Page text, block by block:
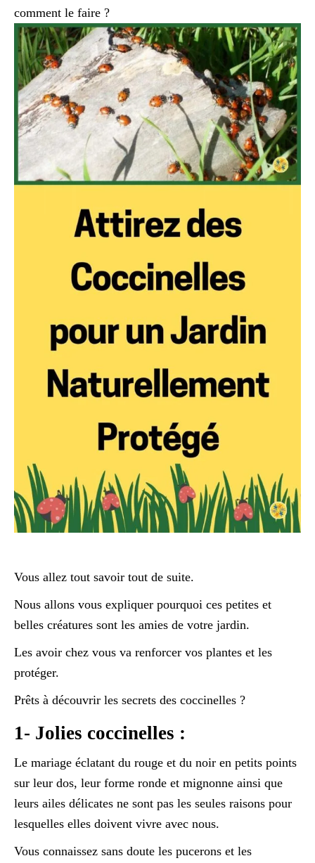
comment le faire ?
Vous allez tout savoir tout de suite.
Nous allons vous expliquer pourquoi ces petites et
belles créatures sont les amies de votre jardin.
Les avoir chez vous va renforcer vos plantes et les
protéger.
Prêts à découvrir les secrets des coccinelles ?
1- Jolies coccinelles :
Le mariage éclatant du rouge et du noir en petits points
sur leur dos, leur forme ronde et mignonne ainsi que
leurs ailes délicates ne sont pas les seules raisons pour
lesquelles elles doivent vivre avec nous.
Vous connaissez sans doute les pucerons et les